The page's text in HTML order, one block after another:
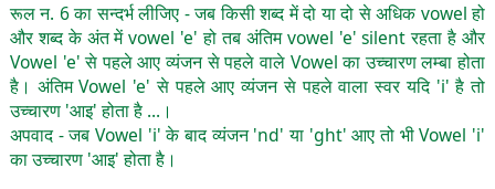
रूल न. 6 का सन्दर्भ लीजिए - जब किसी शब्द में दो या दो से अधिक vowel हो
और शब्द के अंत में vowel 'e' हो तब अंतिम vowel 'e' silent रहता है और
Vowel 'e' से पहले आए व्यंजन से पहले वाले Vowel का उच्चारण लम्बा होता
है। अंतिम Vowel 'e' से पहले आए व्यंजन से पहले वाला स्वर यदि 'i' है तो
उच्चारण 'आइ' होता है ...।
अपवाद - जब Vowel 'i' के बाद व्यंजन 'nd' या 'ght' आए तो भी Vowel 'i'
का उच्चारण 'आइ' होता है।